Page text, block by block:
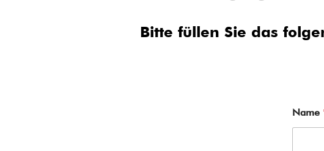
Bitte füllen Sie das
Name